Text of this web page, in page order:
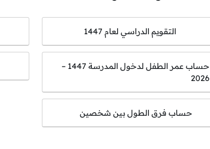
التقويم الدراسي لعام 1447
حساب عمر الطفل لدخول المدرسة 1447 –
2026
حساب فرق الطول بين شخصين